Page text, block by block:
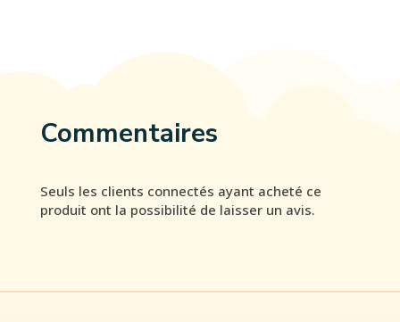
Commentaires
Seuls les clients connectés ayant acheté ce
produit ont la possibilité de laisser un avis.